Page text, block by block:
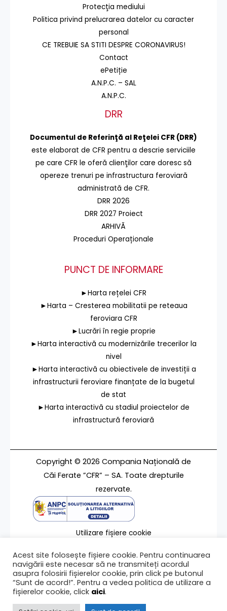
Protecţia mediului
Politica privind prelucrarea datelor cu caracter
personal
CE TREBUIE SA STITI DESPRE CORONAVIRUS!
Contact
ePetiție
A.N.P.C. – SAL
A.N.P.C.
DRR
Documentul de Referinţă al Reţelei CFR (DRR)
este elaborat de CFR pentru a descrie serviciile
pe care CFR le oferă clienţilor care doresc să
opereze trenuri pe infrastructura feroviară
administrată de CFR.
DRR 2026
DRR 2027 Proiect
ARHIVĂ
Proceduri Operaționale
PUNCT DE INFORMARE
►Harta rețelei CFR
►Harta – Cresterea mobilitatii pe reteaua
feroviara CFR
►Lucrări în regie proprie
►Harta interactivă cu modernizările trecerilor la
nivel
►Harta interactivă cu obiectivele de investiții a
infrastructurii feroviare finanțate de la bugetul
de stat
►Harta interactivă cu stadiul proiectelor de
infrastructură feroviară
Copyright © 2026 Compania Națională de
Căi Ferate ”CFR” – SA. Toate drepturile
rezervate.
Utilizare fișiere cookie
Contact
Ultima modificare a paginii 12/02/2024
Acest site folosește fișiere cookie. Pentru continuarea
navigării este necesar să ne transmiteți acordul
asupra folosirii fișierelor cookie, prin click pe butonul
“Sunt de acord!”. Pentru a vedea politica de utilizare a
fișierelor cookie, click aici.